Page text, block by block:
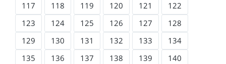
117
118 119 120 121
122
123
124 125 126 127
128
129
130 131 132 133
134
135
136 137 138 139
140